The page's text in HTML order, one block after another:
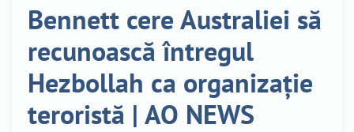
Bennett cere Australiei să
recunoască întregul
Hezbollah ca organizație
teroristă | AO NEWS